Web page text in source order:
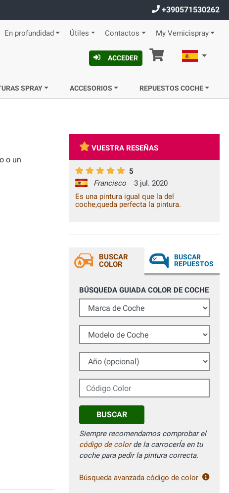
+390571530262
En profundidad Útiles Contactos My Vernicispray
ACCEDER Cesta Español
SPRAY ACCESORIOS REPUESTOS COCHE
o un
VUESTRA RESEÑAS
5
Francisco
3 jul. 2020
Es una pintura igual que la del
coche,queda perfecta la pintura.
BUSCAR
COLOR
BUSCAR
REPUESTOS
BÚSQUEDA GUIADA COLOR DE COCHE
Marca de Coche
Modelo de Coche
Año (opcional)
Código Color
BUSCAR
Siempre recomendamos comprobar el
código de colorde la carrocerÍa en tu
coche para pedir la pintura correcta.
Búsqueda avanzada código de color